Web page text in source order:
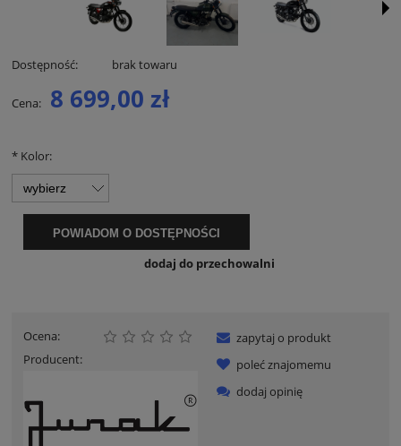
Dostępność: brak towaru
Cena: 8 699,00 zł
* Kolor:
POWIADOM O DOSTĘPNOŚCI
dodaj do przechowalni
Ocena:
Producent:
zapytaj o produkt
poleć znajomemu
dodaj opinię